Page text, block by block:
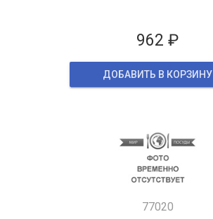
962 ₽
ДОБАВИТЬ В КОРЗИНУ
77020